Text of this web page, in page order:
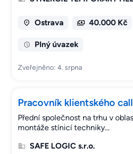
Ostrava 40.000 Kč
Plný úvazek
Zveřejněno: 4. srpna
Pracovník klientského
Přední společnost na trhu v
montáže stínicí techniky…
SAFE LOGIC s.r.o.